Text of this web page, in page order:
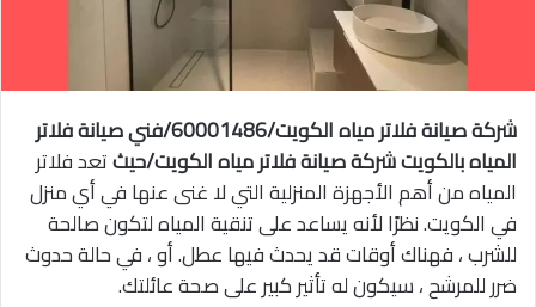
شركة صيانة فلاتر مياه الكويت/60001486/فني صيانة فلاتر
المياهبالكويتشركة صيانة فلاتر مياه الكويت/حيثتعد فلاتر
المياه من أهم الأجهزة المنزلية التي لا غنى عنها في أي منزل
في الكويت. نظرًا لأنه يساعد على تنقية المياه لتكون صالحة
للشرب ، فهناك أوقات قد يحدث فيها عطل. أو ، في حالة حدوث
ضرر للمرشح ، سيكون له تأثير كبير على صحة عائلتك.